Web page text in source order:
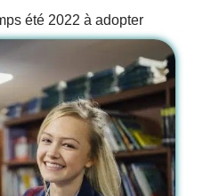
été 2022 à adopter